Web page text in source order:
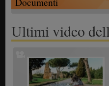
Ultimi video